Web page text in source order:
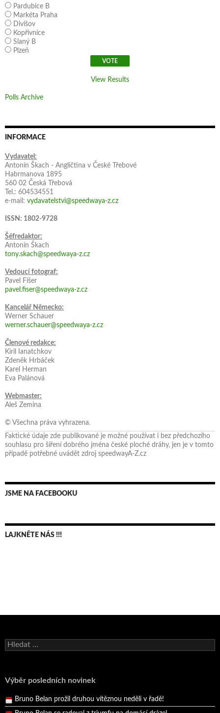
Pardubice B
Markéta Praha
Divišov
Kopřivnice
Slaný B
Plzeň
View Results
Polls Archive
INFORMACE
Vydavatel:
Antonín Škach - Angličtina v České Třebové
Habrmanova 1895
560 02 Česká Třebová
Tel.: 604534551
e-mail: vydavatelstvi@speedwaya-z.cz
ISSN: 1802-9728
Šéfredaktor:
Antonín Škach
tony.skach@speedwaya-z.cz
Vedoucí fotograf:
Pavel Fišer
pavel.fiser@speedwaya-z.cz
Kancelář Německo:
Werner Schauer
werner.schauer@speedwaya-z.cz
Členové redakce:
Kiril Ianatchkov
Zdeněk Hrbáček
Karel Herman
Eva Palánová
Webmaster:
Aleš Zemina
© Všechna práva vyhrazena.
Faktické údaje zde publikované je možné používat i bez předchozího
souhlasu pro šíření dobrého jména české ploché dráhy, jen je v tomto
případě potřebné uvádět zdroj speedwayA-Z.cz
JSME NA FACEBOOKU
LAJKNĚTE NÁS !!!
Vyhledávání
Výběr posledních novinek
Andy Appleton obhájil dlouhodrážní titul!
Pražský přebor neskrblil překvapeními!
Bruno Belan se radoval z triumfu na domácí dráze!